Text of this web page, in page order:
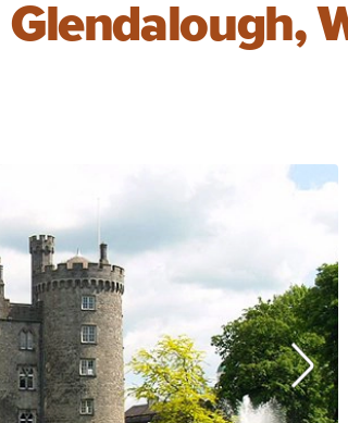
Glendalough,